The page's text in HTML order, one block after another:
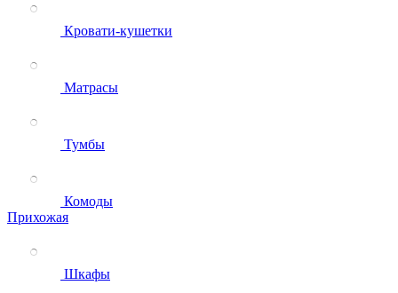
Кровати-кушетки
Матрасы
Тумбы
Комоды
Прихожая
Шкафы